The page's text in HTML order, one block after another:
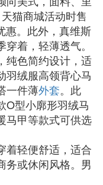
猫商城活动时售
惠。此外，真维斯
着，轻薄透气。
纯色简约设计，适
羽绒服高领背心马
一件薄外套。此
O型小廓形羽绒马
马甲等款式可供选
着轻便舒适，适合
务或休闲风格。男